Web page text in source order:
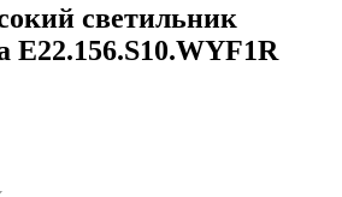
светильник
E22.156.S10.WYF1R